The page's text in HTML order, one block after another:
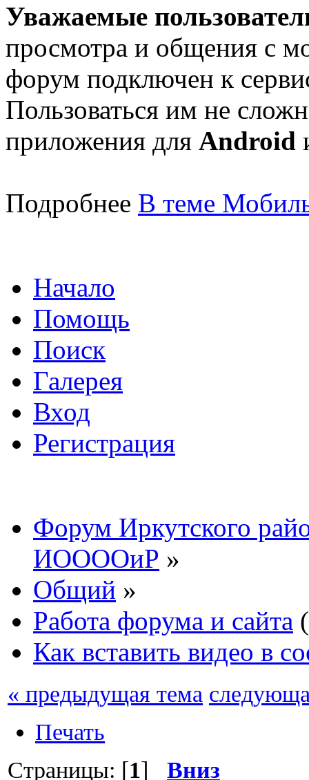
Уважаемые
просмотра и общения с
форум подключен к
Пользоваться им не
приложения для Android
Подробнее В теме
Начало
Помощь
Поиск
Галерея
Вход
Регистрация
Форум Иркутского
ИООООиР »
Общий »
Работа форума и сайта
Как вставить видео в
« предыдущая тема
Печать
Страницы: [1] Вниз